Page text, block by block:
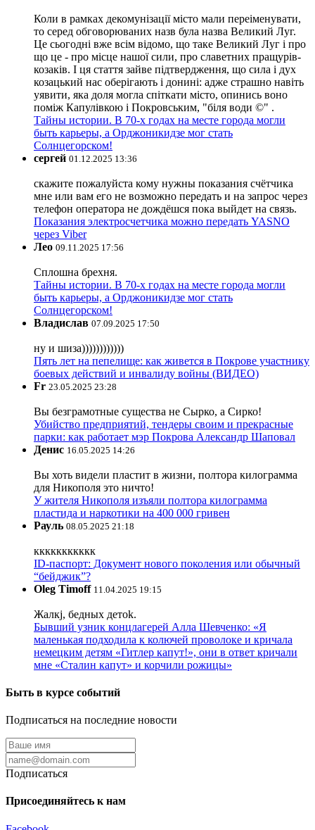
Коли в рамках декомунізації місто мали переіменувати,
то серед обговорюваних назв була назва Великий Луг.
Це сьогодні вже всім відомо, що таке Великий Луг і про
що це - про місце нашої сили, про славетних пращурів-
козаків. І ця стаття зайве підтвердження, що сила і дух
козацький нас оберігають і донині: адже страшно навіть
уявити, яка доля могла спіткати місто, опинись воно
поміж Капулівкою і Покровським, "біля води ©" .
Тайны истории. В 70-х годах на месте города могли
быть карьеры, а Орджоникидзе мог стать
Солнцегорском!
сергей 01.12.2025 13:36
скажите пожалуйста кому нужны показания счётчика
мне или вам его не возможно передать и на запрос через
телефон оператора не дождёшся пока выйдет на связь.
Показания электросчетчика можно передать YASNO
через Viber
Лео 09.11.2025 17:56
Сплошна брехня.
Тайны истории. В 70-х годах на месте города могли
быть карьеры, а Орджоникидзе мог стать
Солнцегорском!
Владислав 07.09.2025 17:50
ну и шиза))))))))))))
Пять лет на пепелище: как живется в Покрове участнику
боевых действий и инвалиду войны (ВИДЕО)
Fr 23.05.2025 23:28
Вы безграмотные существа не Сырко, а Сирко!
Убийство предприятий, тендеры своим и прекрасные
парки: как работает мэр Покрова Александр Шаповал
Денис 16.05.2025 14:26
Вы хоть видели пластит в жизни, полтора килограмма
для Никополя это ничто!
У жителя Никополя изъяли полтора килограмма
пластида и наркотики на 400 000 гривен
Рауль 08.05.2025 21:18
ккккккккккк
ID-паспорт: Документ нового поколения или обычный
“бейджик”?
Oleg Timoff 11.04.2025 19:15
Жалкj, бедных детok.
Бывший узник концлагерей Алла Шевченко: «Я
маленькая подходила к колючей проволоке и кричала
немецким детям «Гитлер капут!», они в ответ кричали
мне «Сталин капут» и корчили рожицы»
Быть в курсе событий
Подписаться на последние новости
Подписаться
Присоединяйтесь к нам